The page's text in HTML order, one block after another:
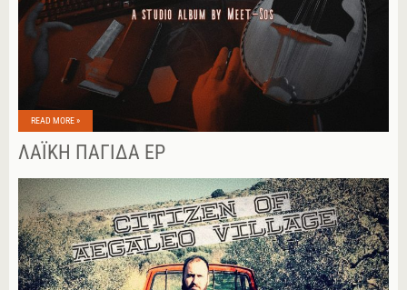
READ MORE »
ΛΑΪΚΉ ΠΑΓΊΔΑ EP